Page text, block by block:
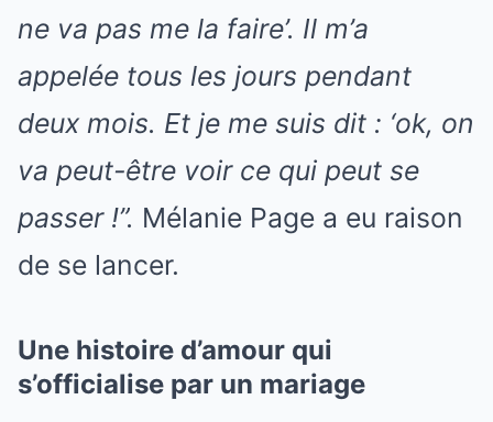
ne va pas me la faire’. Il m’a
appelée tous les jours pendant
deux mois. Et je me suis dit : ‘ok, on
va peut-être voir ce qui peut se
passer !”. Mélanie Page a eu raison
de se lancer.
Une histoire d’amour qui
s’officialise par un mariage